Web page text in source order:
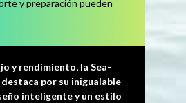
y preparación pueden
y rendimiento, la Sea-
por su inigualable
inteligente y un estilo